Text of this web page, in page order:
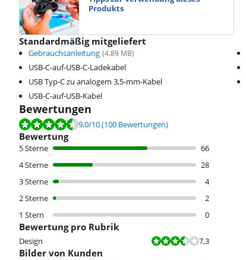
Produkts
Standardmäßig mitgeliefert
Gebrauchsanleitung (4.89 MB)
USB-C-auf-USB-C-Ladekabel
USB Typ-C zu analogem 3,5-mm-Kabel
USB-C-auf-USB-Kabel
Bewertungen
Bewertet mit 9,0 von 10, basierend auf 100 Bewertungen.
9,0/10(100 Bewertungen)
Bewertung
5 Sterne
66
4 Sterne
28
3 Sterne
4
2 Sterne
2
1 Stern
0
Bewertung pro Rubrik
Design
Bewertet mit 7,3 von 10. 7,3
Bilder von Kunden